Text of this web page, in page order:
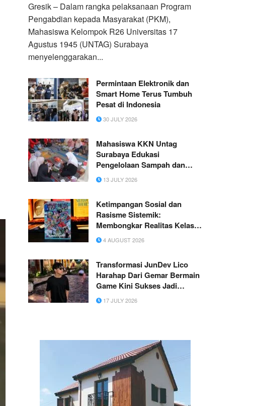
Gresik – Dalam rangka pelaksanaan Program
Pengabdian kepada Masyarakat (PKM),
Mahasiswa Kelompok R26 Universitas 17
Agustus 1945 (UNTAG) Surabaya
menyelenggarakan...
Permintaan Elektronik dan
Smart Home Terus Tumbuh
Pesat di Indonesia
30 JULY 2026
Mahasiswa KKN Untag
Surabaya Edukasi
Pengelolaan Sampah dan
Pembuatan Eco-Enzyme bagi
Ibu PKK Desa Bedanten
13 JULY 2026
Ketimpangan Sosial dan
Rasisme Sistemik:
Membongkar Realitas Kelas
dalam One Piece
4 AUGUST 2026
Transformasi JunDev Lico
Harahap Dari Gemar Bermain
Game Kini Sukses Jadi
Konten Kreator Game
17 JULY 2026